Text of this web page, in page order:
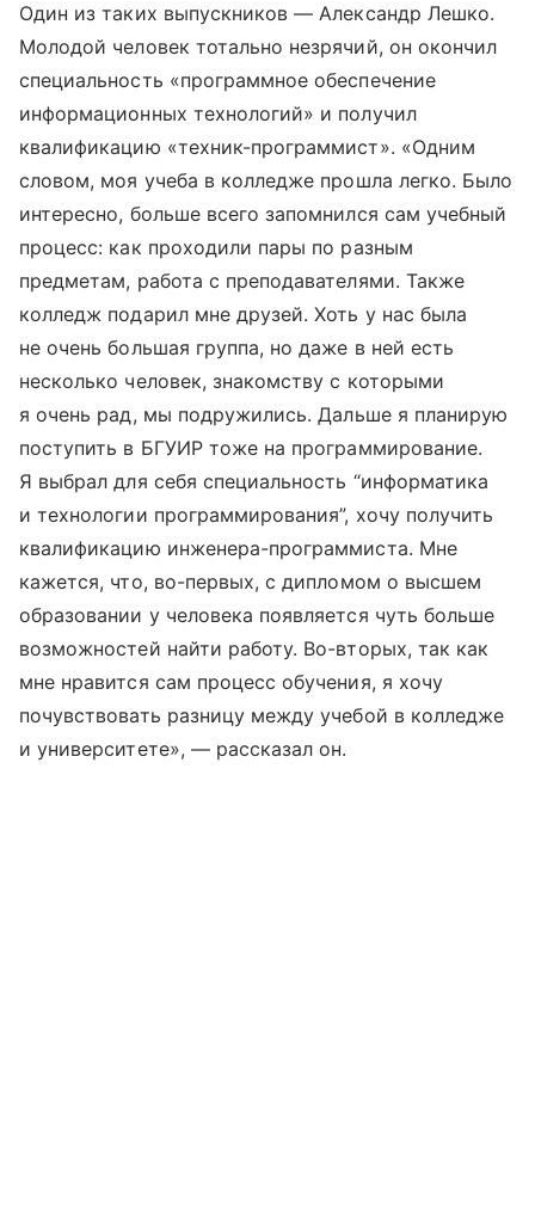
Один из таких выпускников — Александр Лешко.
Молодой человек тотально незрячий, он окончил
специальность «программное обеспечение
информационных технологий» и получил
квалификацию «техник-программист». «Одним
словом, моя учеба в колледже прошла легко. Было
интересно, больше всего запомнился сам учебный
процесс: как проходили пары по разным
предметам, работа с преподавателями. Также
колледж подарил мне друзей. Хоть у нас была
не очень большая группа, но даже в ней есть
несколько человек, знакомству с которыми
я очень рад, мы подружились. Дальше я планирую
поступить в БГУИР тоже на программирование.
Я выбрал для себя специальность “информатика
и технологии программирования”, хочу получить
квалификацию инженера-программиста. Мне
кажется, что, во-первых, с дипломом о высшем
образовании у человека появляется чуть больше
возможностей найти работу. Во-вторых, так как
мне нравится сам процесс обучения, я хочу
почувствовать разницу между учебой в колледже
и университете», — рассказал он.